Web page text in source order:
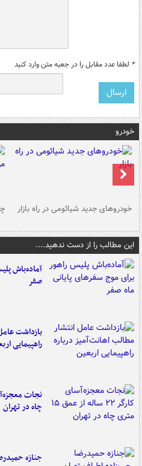
* لطفا عدد مقابل را در جعبه متن وارد کنید
خودرو
خودروهای جدید شیائومی در راه بازار
این مطالب را از دست ندهید....
آماده‌باش
صفر
بازداشت
راهپیمایی
چاه در تهران
جنازه